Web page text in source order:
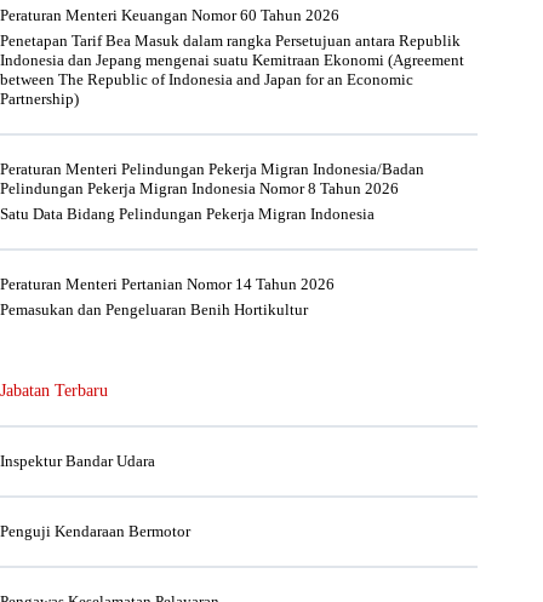
Peraturan Menteri Keuangan Nomor 60 Tahun 2026
Penetapan Tarif Bea Masuk dalam rangka Persetujuan antara Republik
Indonesia dan Jepang mengenai suatu Kemitraan Ekonomi (Agreement
between The Republic of Indonesia and Japan for an Economic
Partnership)
Peraturan Menteri Pelindungan Pekerja Migran Indonesia/Badan
Pelindungan Pekerja Migran Indonesia Nomor 8 Tahun 2026
Satu Data Bidang Pelindungan Pekerja Migran Indonesia
Peraturan Menteri Pertanian Nomor 14 Tahun 2026
Pemasukan dan Pengeluaran Benih Hortikultur
Jabatan Terbaru
Inspektur Bandar Udara
Penguji Kendaraan Bermotor